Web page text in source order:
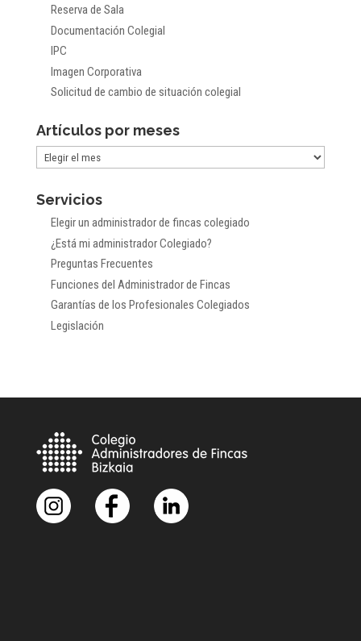
Reserva de Sala
Documentación Colegial
IPC
Imagen Corporativa
Solicitud de cambio de situación colegial
Artículos por meses
Artículos
meses
Servicios
Elegir un administrador de fincas colegiado
¿Está mi administrador Colegiado?
Preguntas Frecuentes
Funciones del Administrador de Fincas
Garantías de los Profesionales Colegiados
Legislación